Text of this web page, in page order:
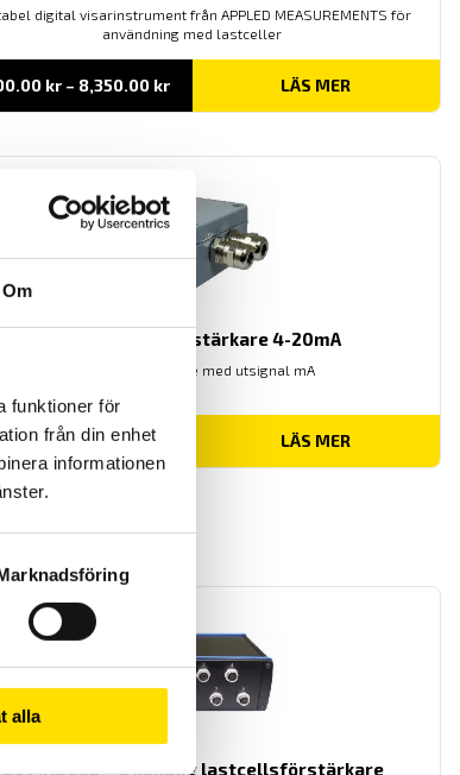
Om
funktioner för
från din enhet
informationen
alla
digital visarinstrument från APPLED MEASUREMENTS för
användning med lastceller
kr – 8,350.00 krPrisintervall:
till
LÄS MER
GSV1A analog förstärkare 4-20mA
Analog förstärkare med utsignal mA
3,000.00kr LÄS MER
GSV1A8USB – 8 kanalig lastcellsförstärkare